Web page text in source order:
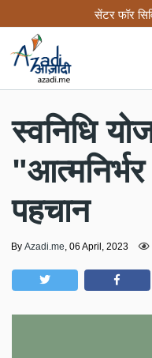
to
content
सेंटर फॉर
स्वनिधि
पहचान
By Azadi.me, 06 April, 2023